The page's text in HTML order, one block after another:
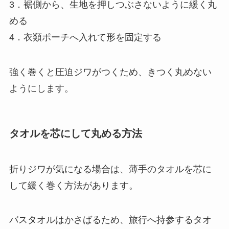
3．裾側から、生地を押しつぶさないように緩く丸
める
4．衣類ポーチへ入れて形を固定する
強く巻くと圧迫ジワがつくため、きつく丸めない
ようにします。
タオルを芯にして丸める方法
折りジワが気になる場合は、薄手のタオルを芯に
して緩く巻く方法があります。
バスタオルはかさばるため、旅行へ持参するタオ